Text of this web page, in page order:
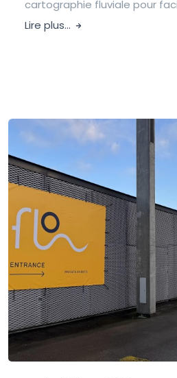
cartographie fluviale pour
Lire plus...